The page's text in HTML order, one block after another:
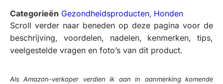
Categorieën Gezondheidsproducten, Honden
Scroll verder naar beneden op deze pagina voor de
beschrijving, voordelen, nadelen, kenmerken, tips,
veelgestelde vragen en foto’s van dit product.
Als Amazon-verkoper verdien ik aan in aanmerking komende